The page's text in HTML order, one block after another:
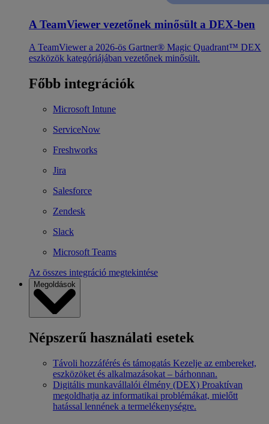
A TeamViewer vezetőnek minősült a DEX-ben
A TeamViewer a 2026-ös Gartner® Magic Quadrant™ DEX
eszközök kategóriájában vezetőnek minősült.
Főbb integrációk
Microsoft Intune
ServiceNow
Freshworks
Jira
Salesforce
Zendesk
Slack
Microsoft Teams
Az összes integráció megtekintése
Megoldások
Népszerű használati esetek
Távoli hozzáférés és támogatás Kezelje az embereket,
eszközöket és alkalmazásokat – bárhonnan.
Digitális munkavállalói élmény (DEX) Proaktívan
megoldhatja az informatikai problémákat, mielőtt
hatással lennének a termelékenységre.